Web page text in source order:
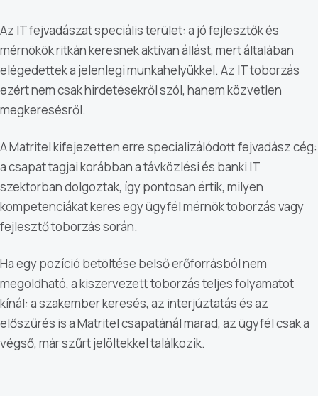
Az IT fejvadászat speciális terület: a jó fejlesztők és
mérnökök ritkán keresnek aktívan állást, mert általában
elégedettek a jelenlegi munkahelyükkel. Az IT toborzás
ezért nem csak hirdetésekről szól, hanem közvetlen
megkeresésről.
A Matritel kifejezetten erre specializálódott fejvadász cég:
a csapat tagjai korábban a távközlési és banki IT
szektorban dolgoztak, így pontosan értik, milyen
kompetenciákat keres egy ügyfél mérnök toborzás vagy
fejlesztő toborzás során.
Ha egy pozíció betöltése belső erőforrásból nem
megoldható, a kiszervezett toborzás teljes folyamatot
kínál: a szakember keresés, az interjúztatás és az
előszűrés is a Matritel csapatánál marad, az ügyfél csak a
végső, már szűrt jelöltekkel találkozik.